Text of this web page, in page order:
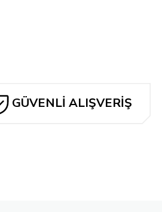
GÜVENLİ ALIŞVERİŞ